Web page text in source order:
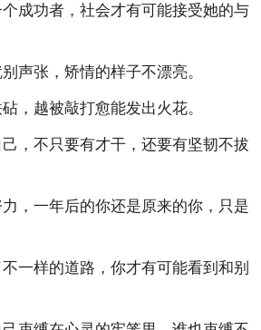
成功者，社会才有可能接受她的与
声张，矫情的样子不漂亮。
，越被敲打愈能发出火花。
，不只要有才干，还要有坚韧不拔
，一年后的你还是原来的你，只是
一样的道路，你才有可能看到和别